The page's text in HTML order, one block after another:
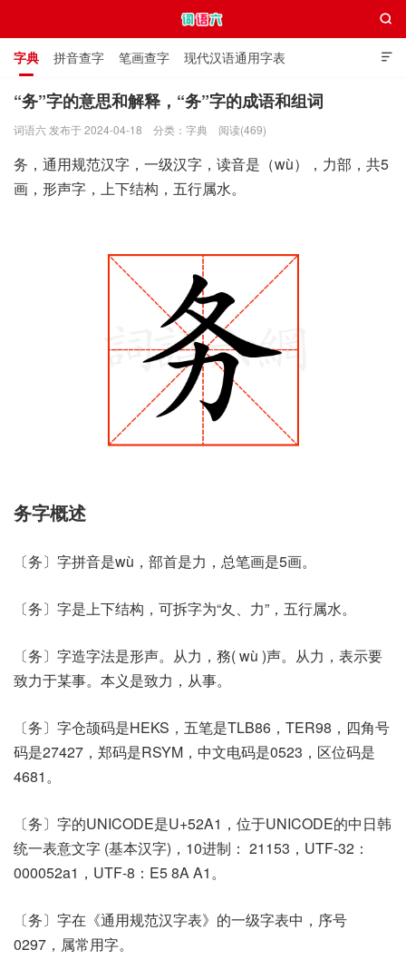

字典 拼音查字 笔画查字 现代汉语通用字表
通用规范汉字表 叠字大全 独体字大全 极简英语词典

“务”字的意思和解释，“务”字的成语和组词
词语六 发布于 2024-04-18 分类： 字典 阅读(469)
务，通用规范汉字，一级汉字，读音是（wù），力部，共5
画，形声字，上下结构，五行属水。
务字概述
〔务〕字拼音是wù，部首是力，总笔画是5画。
〔务〕字是上下结构，可拆字为“夂、力”，五行属水。
〔务〕字造字法是形声。从力，務( wù )声。从力，表示要
致力于某事。本义是致力，从事。
〔务〕字仓颉码是HEKS，五笔是TLB86，TER98，四角号
码是27427，郑码是RSYM，中文电码是0523，区位码是
4681。
〔务〕字的UNICODE是U+52A1，位于UNICODE的中日韩
统一表意文字 (基本汉字)，10进制： 21153，UTF-32：
000052a1，UTF-8：E5 8A A1。
〔务〕字在《通用规范汉字表》的一级字表中，序号
0297，属常用字。